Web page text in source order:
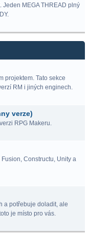
MEGA THREAD plný
projektem. Tato sekce
RM i jiných enginech.
verze)
RPG Makeru.
Constructu, Unity a
a potřebuje doladit, ale
je místo pro vás.